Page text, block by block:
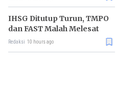
IHSG Ditutup Turun, TMPO
dan FAST Malah Melesat
Redaksi 10 hours ago